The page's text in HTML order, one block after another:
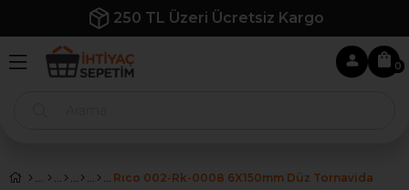
İlk Siparişe Özel %10
0
Rıco 002-Rk-0008 6X150mm Düz Tornavida